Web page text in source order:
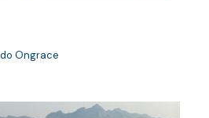
Ongrace